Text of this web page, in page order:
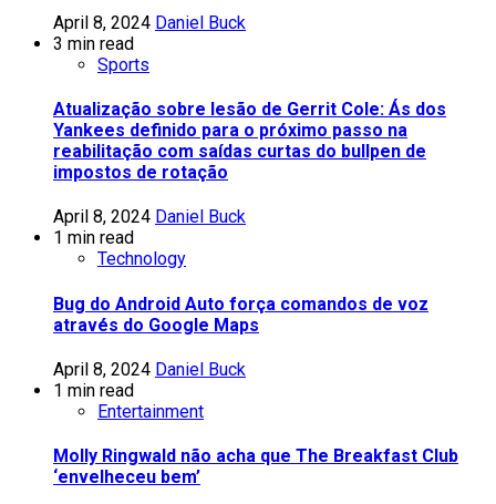
April 8, 2024 Daniel Buck
3 min read
Sports
Atualização sobre lesão de Gerrit Cole: Ás dos
Yankees definido para o próximo passo na
reabilitação com saídas curtas do bullpen de
impostos de rotação
April 8, 2024 Daniel Buck
1 min read
Technology
Bug do Android Auto força comandos de voz
através do Google Maps
April 8, 2024 Daniel Buck
1 min read
Entertainment
Molly Ringwald não acha que The Breakfast Club
‘envelheceu bem’